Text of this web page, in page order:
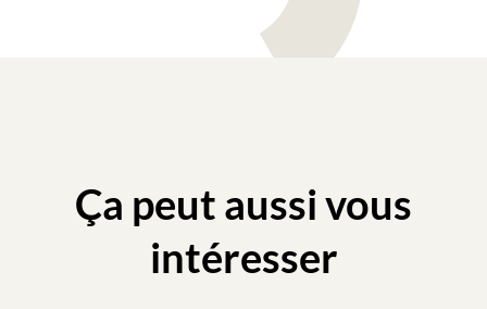
Ça peut aussi vous
intéresser